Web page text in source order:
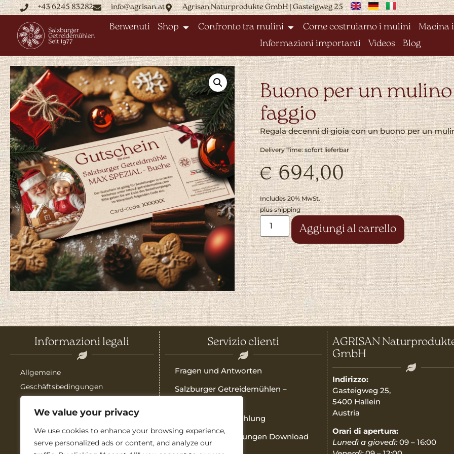
We value your privacy
We use cookies to enhance your browsing experience,
serve personalized ads or content, and analyze our
+43 6245 83282 info@agrisan.at Agrisan Naturprodukte GmbH | Gasteigweg 25
Benvenuti Shop Confronto tra mulini Come costruiamo i mulini
Macina
Informazioni importanti
Videos Blog
Buono per un mulino
faggio
Regala decenni di gioia con un buono per un
Delivery Time: sofort lieferbar
€694,00
Includes 20% MwSt.
plusshipping
Aggiungi al carrello
Alternative:
Informazioni legali
Allgemeine
Geschäftsbedingungen
Versandkosten
Impressum
Garantie
Servizio clienti
Fragen und Antworten
Salzburger Getreidemühlen –
Qualität auf Teilzahlung
Bedienungsanleitungen Download
AGRISAN
GmbH
Indirizzo:
Gasteigweg 25,
5400 Hallein
Austria
Orari di apertura:
Lunedì a giovedì:09 – 16:00